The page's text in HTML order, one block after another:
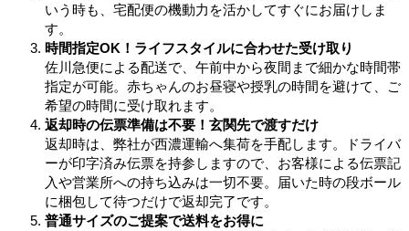
いう時も、宅配便の機動力を活かしてすぐにお届けしま
す。
時間指定OK！ライフスタイルに合わせた受け取り
佐川急便による配送で、午前中から夜間まで細かな時間帯
指定が可能。赤ちゃんのお昼寝や授乳の時間を避けて、ご
希望の時間に受け取れます。
返却時の伝票準備は不要！玄関先で渡すだけ
返却時は、弊社が西濃運輸へ集荷を手配します。ドライバ
ーが印字済み伝票を持参しますので、お客様による伝票記
入や営業所への持ち込みは一切不要。届いた時の段ボール
に梱包して待つだけで返却完了です。
普通サイズのご提案で送料をお得に